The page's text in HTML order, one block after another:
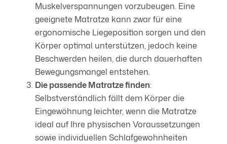
Muskelverspannungen vorzubeugen. Eine
geeignete Matratze kann zwar für eine
ergonomische Liegeposition sorgen und den
Körper optimal unterstützen, jedoch keine
Beschwerden heilen, die durch dauerhaften
Bewegungsmangel entstehen.
Die passende Matratze finden:
Selbstverständlich fällt dem Körper die
Eingewöhnung leichter, wenn die Matratze
ideal auf Ihre physischen Voraussetzungen
sowie individuellen Schlafgewohnheiten